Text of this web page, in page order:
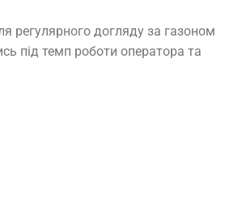
регулярного догляду за газоном
під темп роботи оператора та